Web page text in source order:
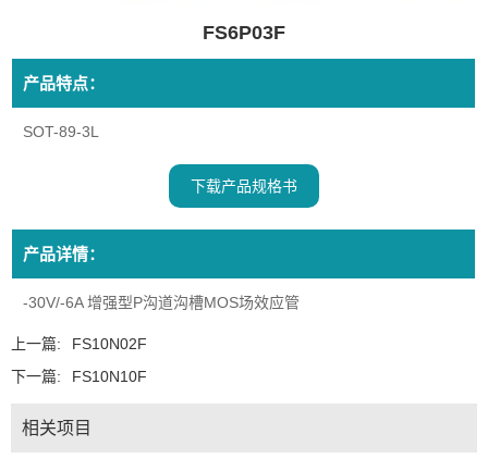
FS6P03F
产品特点：
SOT-89-3L
下载产品规格书
产品详情：
-30V/-6A 增强型P沟道沟槽MOS场效应管
上一篇:
FS10N02F
下一篇:
FS10N10F
相关项目